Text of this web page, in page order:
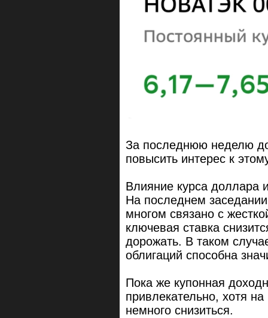
За последнюю неделю
повысить интерес к
Влияние курса доллара
На последнем
многом связано с
ключевая ставка
дорожать. В таком
облигаций способна
Пока же купонная
привлекательно, хотя
немного снизиться.